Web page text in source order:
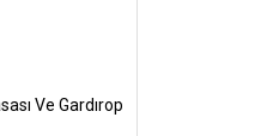
Ve Gardırop